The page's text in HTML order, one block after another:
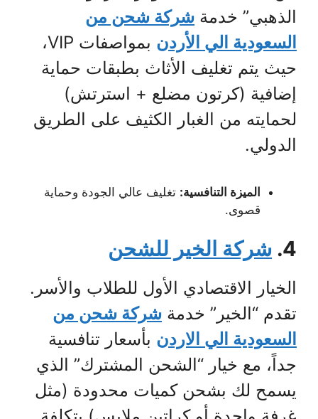
الذهبي” خدمة شركة شحن من
السعودية الي الأردن
بمواصفات VIP،
حيث يتم تغليف الأثاث بطبقات حماية
إضافية (كرتون مضلع + استرتش)
لحمايته من الغبار الكثيف على الطريق
الدولي.
الميزة التنافسية: تغليف عالي الجودة وحماية
قصوى.
4. شركة الخير للشحن
الخيار الاقتصادي الأول للطلاب والأسر.
تقدم “الخير” خدمة شركة شحن من
السعودية الي الاردن بأسعار تنافسية
جداً، مع خيار “الشحن المشترك” الذي
يسمح لك بشحن كميات محدودة (مثل